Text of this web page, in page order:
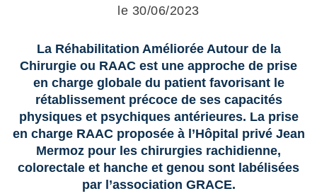
le 30/06/2023
La Réhabilitation Améliorée Autour de la
Chirurgie ou RAAC est une approche de prise
en charge globale du patient favorisant le
rétablissement précoce de ses capacités
physiques et psychiques antérieures. La prise
en charge RAAC proposée à l’Hôpital privé Jean
Mermoz pour les chirurgies rachidienne,
colorectale et hanche et genou sont labélisées
par l’association GRACE.